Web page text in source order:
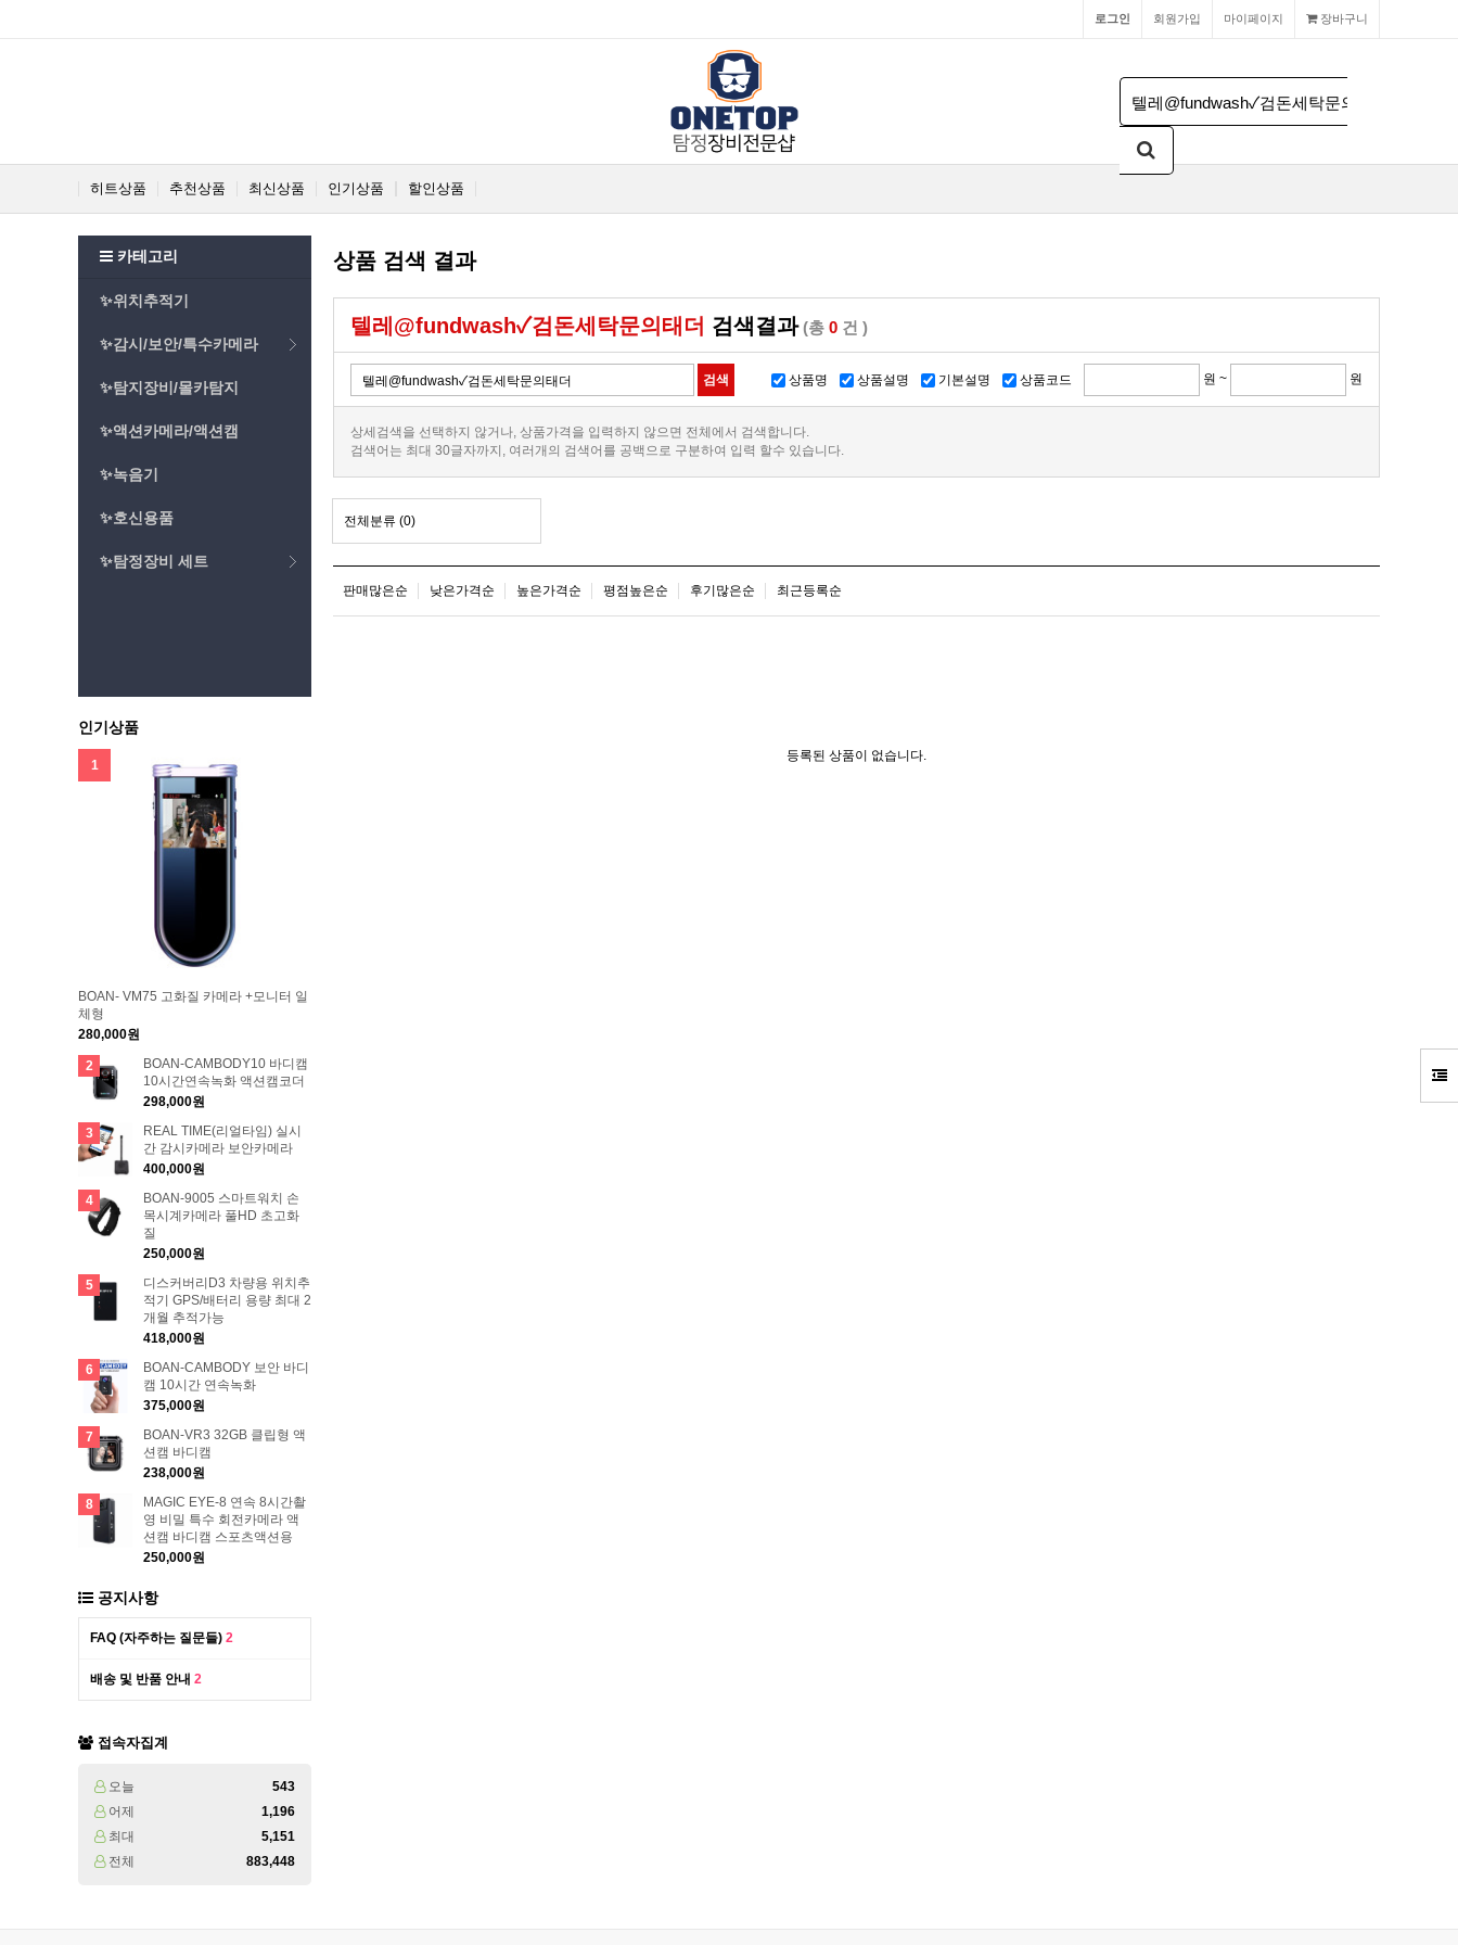
장바구니
마이페이지
회원가입
로그인
히트상품 추천상품 최신상품 인기상품 할인상품
카테고리
✨위치추적기
✨감시/보안/특수카메라
✨탐지장비/몰카탐지
✨액션카메라/액션캠
✨녹음기
✨호신용품
✨탐정장비 세트
인기상품
1
BOAN- VM75 고화질 카메라 +모니터 일
체형
280,000원
2
BOAN-CAMBODY10 바디캠
10시간연속녹화 액션캠코더
298,000원
3
REAL TIME(리얼타임) 실시
간 감시카메라 보안카메라
400,000원
4
BOAN-9005 스마트워치 손
목시계카메라 풀HD 초고화
질
250,000원
5
디스커버리D3 차량용 위치추
적기 GPS/배터리 용량 최대 2
개월 추적가능
418,000원
6
BOAN-CAMBODY 보안 바디
캠 10시간 연속녹화
375,000원
7
BOAN-VR3 32GB 클립형 액
션캠 바디캠
238,000원
8
MAGIC EYE-8 연속 8시간촬
영 비밀 특수 회전카메라 액
션캠 바디캠 스포츠액션용
250,000원
공지사항
FAQ (자주하는 질문들) 2
배송 및 반품 안내 2
접속자집계
오늘
543
어제
1,196
최대
5,151
전체
883,448
상품 검색 결과
텔레@fundwash✓검돈세탁문의태더 검색결과(총 0 건 )
상품명 상품설명 기본설명 상품코드 원 ~ 원
상세검색을 선택하지 않거나, 상품가격을 입력하지 않으면 전체에서 검색합니다.
검색어는 최대 30글자까지, 여러개의 검색어를 공백으로 구분하여 입력 할수 있습니다.
전체분류 (0)
판매많은순 낮은가격순 높은가격순 평점높은순 후기많은순 최근등록순
등록된 상품이 없습니다.